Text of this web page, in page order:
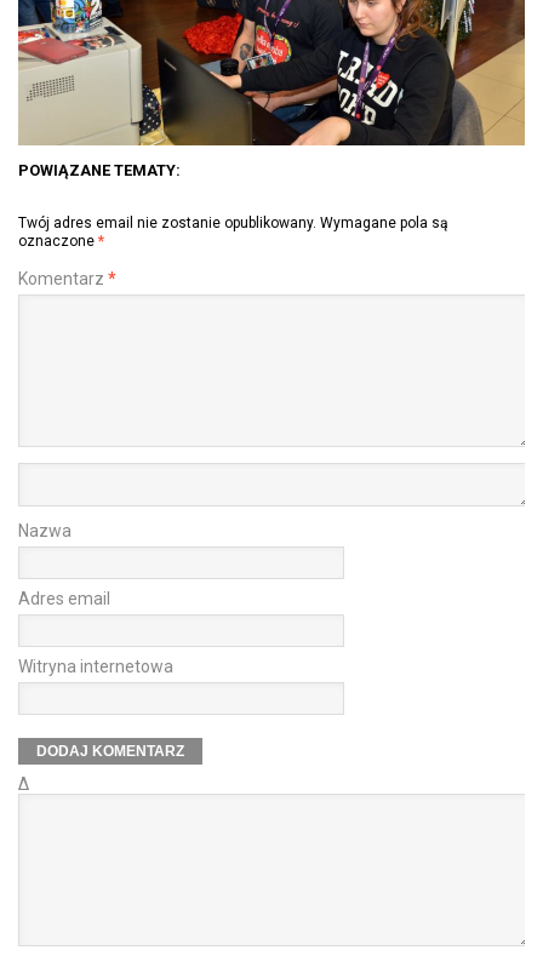
POWIĄZANE TEMATY:
Twój adres email nie zostanie opublikowany. Wymagane pola są
oznaczone *
Komentarz *
Nazwa
Adres email
Witryna internetowa
Δ